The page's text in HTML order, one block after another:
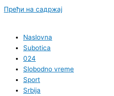
Пређи на садржај
Naslovna
Subotica
024
Slobodno vreme
Sport
Srbija